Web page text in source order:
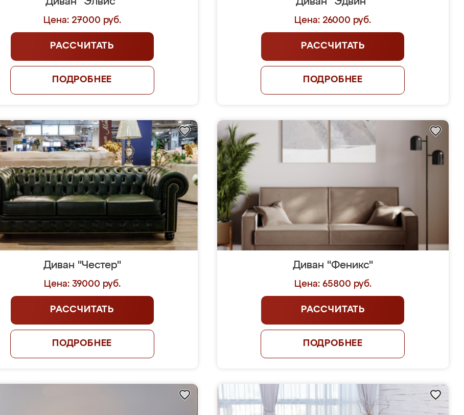
Цена: 27000 руб.
РАССЧИТАТЬ
ПОДРОБНЕЕ
Цена: 26000 руб.
РАССЧИТАТЬ
ПОДРОБНЕЕ
Диван "Честер"
Цена: 39000 руб.
РАССЧИТАТЬ
ПОДРОБНЕЕ
Диван "Феникс"
Цена: 65800 руб.
РАССЧИТАТЬ
ПОДРОБНЕЕ